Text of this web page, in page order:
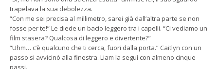
trapelava la sua debolezza.
“Con me sei precisa al millimetro, sarei già dall’altra parte se non
fosse per te!” Le diede un bacio leggero tra i capelli. “Ci vediamo un
film stasera? Qualcosa di leggero e divertente?”
“Uhm… c’è qualcuno che ti cerca, fuori dalla porta.” Caitlyn con un
passo si avvicinò alla finestra. Liam la seguì con almeno cinque
passi.